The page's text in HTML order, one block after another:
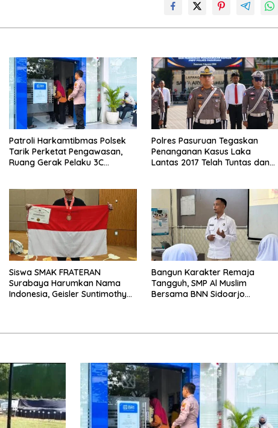
Patroli Harkamtibmas Polsek
Tarik Perketat Pengawasan,
Ruang Gerak Pelaku 3C
Polres Pasuruan Tegaskan
Penanganan Kasus Laka
Lantas 2017 Telah Tuntas dan
Siswa SMAK FRATERAN
Surabaya Harumkan Nama
Indonesia, Geisler Suntimothy
Bangun Karakter Remaja
Tangguh, SMP Al Muslim
Bersama BNN Sidoarjo